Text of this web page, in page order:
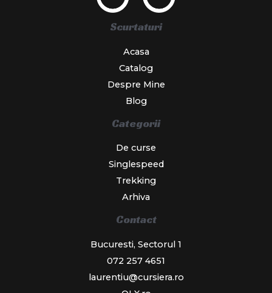
Scurtaturi
Acasa
Catalog
Despre Mine
Blog
Categorii
De curse
Singlespeed
Trekking
Arhiva
Contact
Bucuresti, Sectorul 1
072 257 4651
laurentiu@cursiera.ro